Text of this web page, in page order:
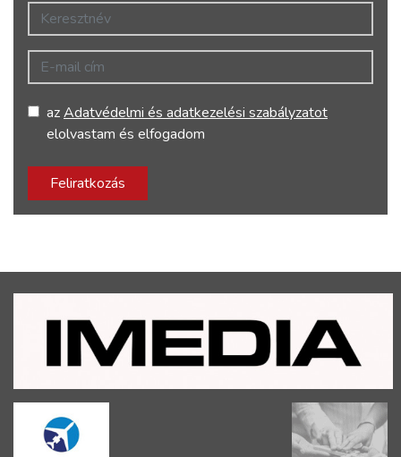
Keresztnév
E-mail cím
azAdatvédelmi és adatkezelési szabályzatot
elolvastam és elfogadom
Feliratkozás